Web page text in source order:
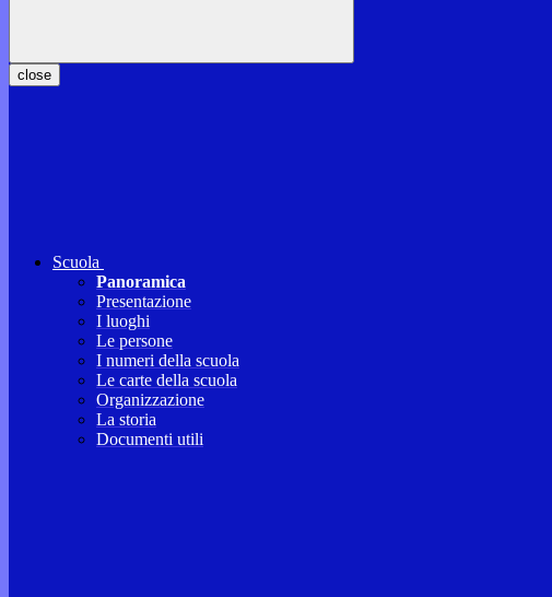
close
Scuola
Panoramica
Presentazione
I luoghi
Le persone
I numeri della scuola
Le carte della scuola
Organizzazione
La storia
Documenti utili